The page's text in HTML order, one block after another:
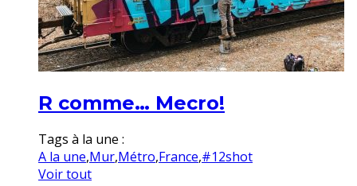
R comme… Mecro!
Tags à la une :
A la une,Mur,Métro,France,#12shot
Voir tout